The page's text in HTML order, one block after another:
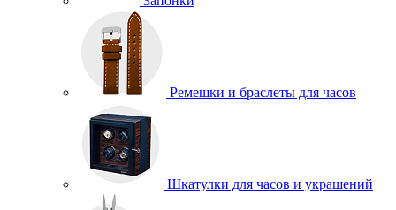
Ремешки и браслеты для часов
Шкатулки для часов и украшений